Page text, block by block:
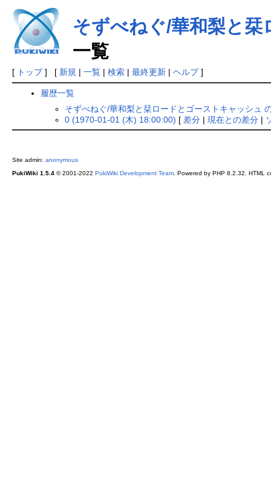
そずべねぐ/華和梨と
一覧
[ トップ] [ 新規 | 一覧| 検索| 最終更新| ヘルプ]
履歴一覧
そずべねぐ/華和梨と栞ロードとゴーストキャッシュ
0 (1970-01-01 (木) 18:00:00) [ 差分| 現在との差分|
Site admin: anonymous
PukiWiki 1.5.4© 2001-2022 PukiWiki Development Team. Powered by PHP 8.2.32. HTML